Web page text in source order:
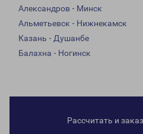
Александров - Минск
Альметьевск - Нижнекамск
Казань - Душанбе
Балахна - Ногинск
Рассчитать и